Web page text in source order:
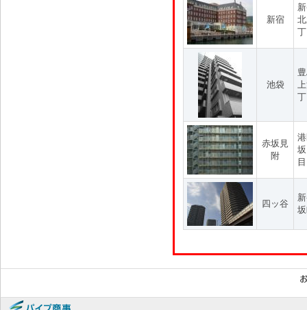
新宿
池袋
赤坂見
附
目
四ッ谷